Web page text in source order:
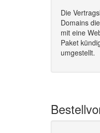
Die
Domains
mit eine
Paket
umgestellt.